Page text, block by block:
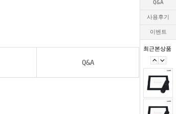
Q&A
사용후기
이벤트
최근본상품
Q&A